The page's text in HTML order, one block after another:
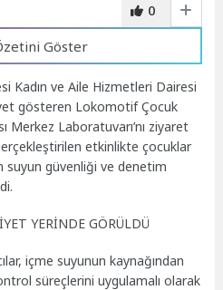
0
Göster
Kadın ve Aile Hizmetleri Dairesi
gösteren Lokomotif Çocuk
Merkez Laboratuvarı’nı ziyaret
etkinlikte çocuklar
suyun güvenliği ve denetim
YERİNDE GÖRÜLDÜ
içme suyunun kaynağından
süreçlerini uygulamalı olarak